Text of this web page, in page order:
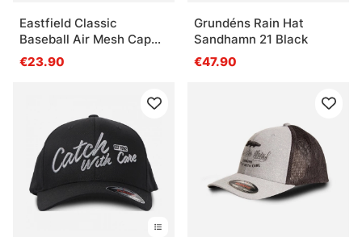
Eastfield Classic
Baseball Air Mesh Cap
Black
€23.90
Grundéns Rain Hat
Sandhamn 21 Black
€47.90